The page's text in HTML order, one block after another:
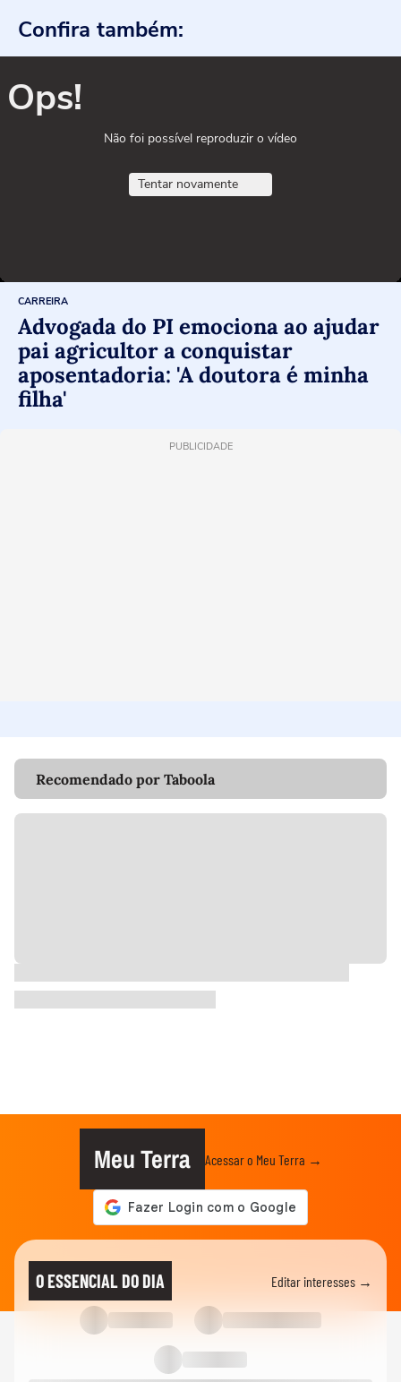
Confira também:
Ops!
Não foi possível reproduzir o vídeo
Tentar novamente
CARREIRA
Advogada do PI emociona ao ajudar
pai agricultor a conquistar
aposentadoria: 'A doutora é minha
filha'
PUBLICIDADE
Recomendado por Taboola
Meu Terra Acessar o Meu Terra →
O ESSENCIAL DO DIA Editar interesses →